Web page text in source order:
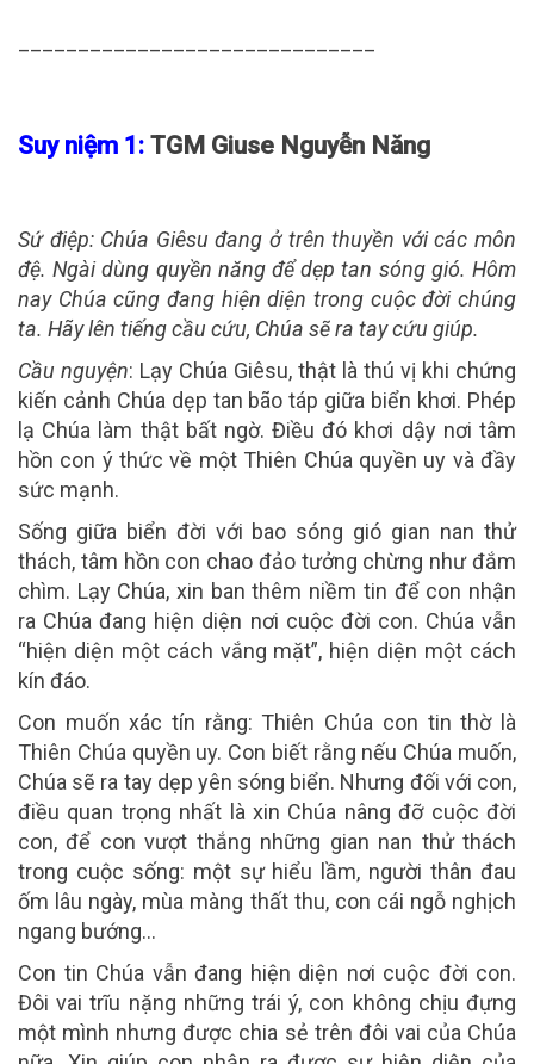
Suy niệm 1: TGM Giuse Nguyễn Năng
Sứ điệp: Chúa Giêsu đang ở trên thuyền với các môn
đệ. Ngài dùng quyền năng để dẹp tan sóng gió. Hôm
nay Chúa cũng đang hiện diện trong cuộc đời chúng
ta. Hãy lên tiếng cầu cứu, Chúa sẽ ra tay cứu giúp.
Cầu nguyện: Lạy Chúa Giêsu, thật là thú vị khi chứng
kiến cảnh Chúa dẹp tan bão táp giữa biển khơi. Phép
lạ Chúa làm thật bất ngờ. Điều đó khơi dậy nơi tâm
hồn con ý thức về một Thiên Chúa quyền uy và đầy
sức mạnh.
Sống giữa biển đời với bao sóng gió gian nan thử
thách, tâm hồn con chao đảo tưởng chừng như đắm
chìm. Lạy Chúa, xin ban thêm niềm tin để con nhận
ra Chúa đang hiện diện nơi cuộc đời con. Chúa vẫn
“hiện diện một cách vắng mặt”, hiện diện một cách
kín đáo.
Con muốn xác tín rằng: Thiên Chúa con tin thờ là
Thiên Chúa quyền uy. Con biết rằng nếu Chúa muốn,
Chúa sẽ ra tay dẹp yên sóng biển. Nhưng đối với con,
điều quan trọng nhất là xin Chúa nâng đỡ cuộc đời
con, để con vượt thắng những gian nan thử thách
trong cuộc sống: một sự hiểu lầm, người thân đau
ốm lâu ngày, mùa màng thất thu, con cái ngỗ nghịch
ngang bướng…
Con tin Chúa vẫn đang hiện diện nơi cuộc đời con.
Đôi vai trĩu nặng những trái ý, con không chịu đựng
một mình nhưng được chia sẻ trên đôi vai của Chúa